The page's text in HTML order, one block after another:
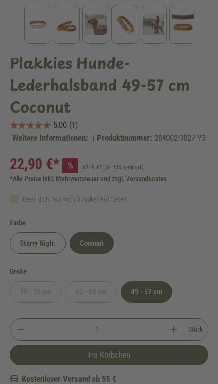
Plakkies Hunde-
Lederhalsband 49-57 cm
Coconut
Weitere Informationen: | Produktnummer: 284002-3827-V3
22,90 €* % 60,99 €* (62.45% gespart)
*Alle Preise inkl. Mehrwertsteuer und zzgl. Versandkosten
Beeil dich, nur noch 3 Artikel auf Lager!
Farbe
Starry Night Coconut
Größe
(Diese Option ist zurzeit nicht verfügbar.)(Diese Option ist zurzeit nicht verfügbar.)
49 - 57 cm
Stück
Ins Körbchen
Kostenloser Versand ab 55 €